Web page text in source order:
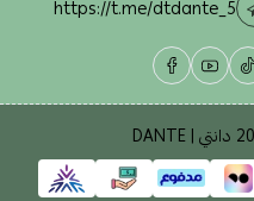
https://t.me/dtdante_5
دانتي | DANTE